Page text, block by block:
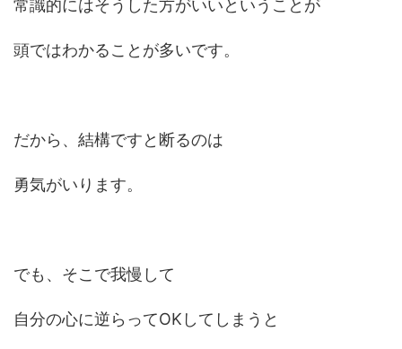
常識的にはそうした方がいいということが
頭ではわかることが多いです。
だから、結構ですと断るのは
勇気がいります。
でも、そこで我慢して
自分の心に逆らってOKしてしまうと